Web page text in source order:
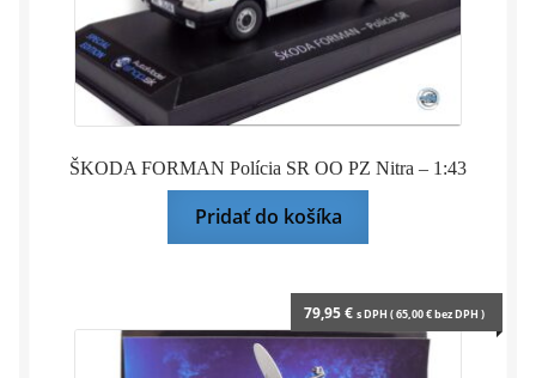
ŠKODA FORMAN Polícia SR OO PZ Nitra – 1:43
Pridať do košíka
79,95€ s DPH (65,00€bez DPH )